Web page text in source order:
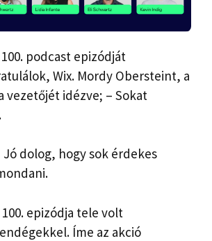
podcast epizódját
Wix. Mordy Obersteint, a
vezetőjét idézve; – Sokat
Jó dolog, hogy sok érdekes
100. epizódja tele volt
Íme az akció